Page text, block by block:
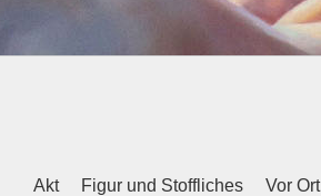
Akt Figur und Stoffliches Vor Ort